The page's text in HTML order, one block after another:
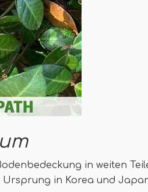
in weiten
Ursprung in Korea und